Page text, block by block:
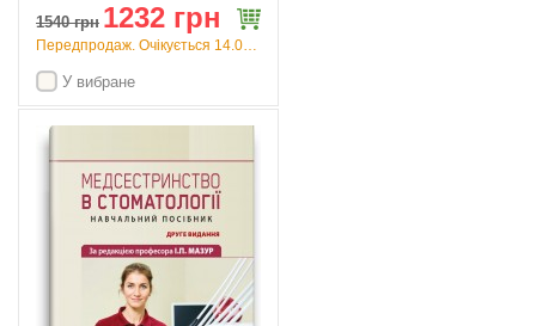
видання
1540грн 1232 грн
Передпродаж. Очікується 14.09.26
У вибране